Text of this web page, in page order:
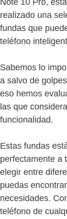
realizado una
fundas que
teléfono
Sabemos lo
a salvo de
eso hemos
las que
funcionalidad.
Estas fundas
perfectamente a
elegir entre
puedas
necesidades.
teléfono de